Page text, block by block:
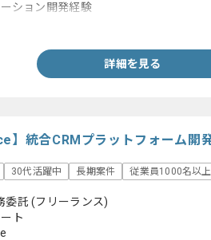
ション開発経験
詳細を見る
】統合CRMプラットフォーム開
30代活躍中 長期案件 従業員1000名以
委託(フリーランス)
ト